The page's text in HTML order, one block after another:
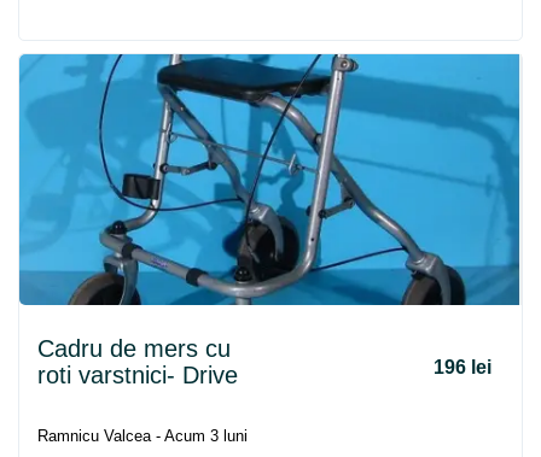
Cadru de mers cu
roti varstnici- Drive
196 lei
Ramnicu Valcea - Acum 3 luni